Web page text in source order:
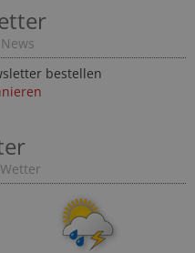
bestellen